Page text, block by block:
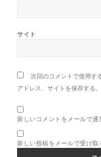
サイト
次回のコメントで使用す
アドレス、サイトを保存する。
新しいコメントをメールで通
新しい投稿をメールで受け取